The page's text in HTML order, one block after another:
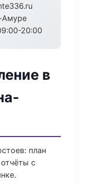
Амуре
20:00
в
план
с